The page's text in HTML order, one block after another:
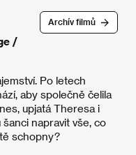
Archív filmů
/
Po letech
aby společně čelila
upjatá Theresa i
napravit vše, co
schopny?